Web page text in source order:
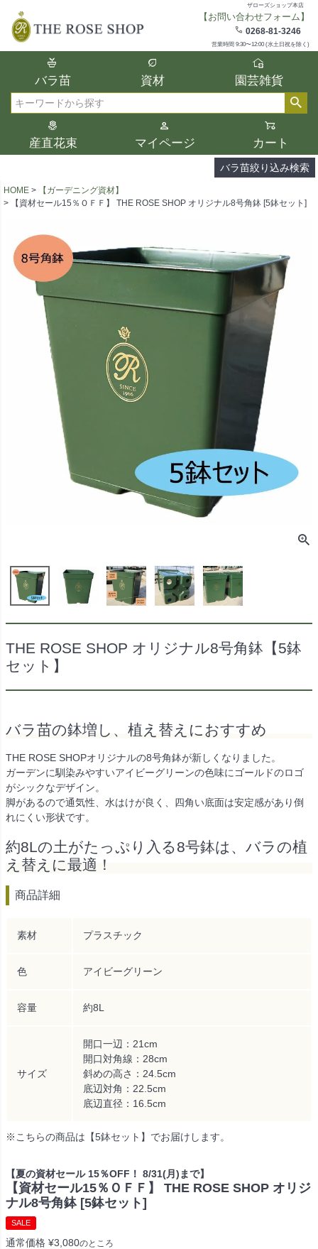
ザローズショップ本店
【お問い合わせフォーム】
0268-81-3246
営業時間 9:30〜12:00 (水土日祝を除く)
バラ苗 資材 園芸雑貨
産直花束 マイページ カート
バラ苗絞り込み検索
在庫
在庫ありのみ表示
検索
複数の条件を選択して絞り込み検索が可能
選択した項目全てに該当する品種のみ検索
結果に表示されます。
タイプ、カラー、ブランドなどは1つずつ選
択してください。
HOME
【ガーデニング資材】
【資材セール15％ＯＦＦ】 THE ROSE SHOP オリジナル8号角鉢 [5鉢セット]
THE ROSE SHOP オリジナル8号角鉢【5鉢
セット】
バラ苗の鉢増し、植え替えにおすすめ
THE ROSE SHOPオリジナルの8号角鉢が新しくなりました。
ガーデンに馴染みやすいアイビーグリーンの色味にゴールドのロゴ
がシックなデザイン。
脚があるので通気性、水はけが良く、四角い底面は安定感があり倒
れにくい形状です。
約8Lの土がたっぷり入る8号鉢は、バラの植
え替えに最適！
商品詳細
素材 プラスチック
色 アイビーグリーン
容量 約8L
サイズ
開口一辺：21cm
開口対角線：28cm
斜めの高さ：24.5cm
底辺対角：22.5cm
底辺直径：16.5cm
※こちらの商品は【5鉢セット】でお届けします。
【夏の資材セール 15％OFF！ 8/31(月)まで】
【資材セール15％ＯＦＦ】 THE ROSE SHOP オリジ
ナル8号角鉢 [5鉢セット]
SALE
通常価格 ¥3,080のところ